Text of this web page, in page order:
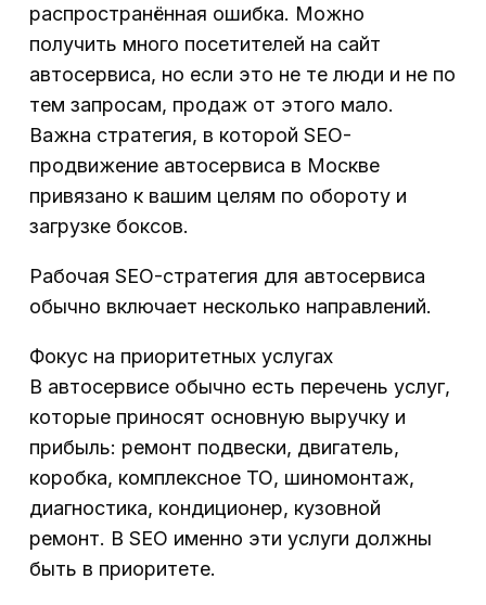
распространённая ошибка. Можно
получить много посетителей на сайт
автосервиса, но если это не те люди и не по
тем запросам, продаж от этого мало.
Важна стратегия, в которой SEO-
продвижение автосервиса в Москве
привязано к вашим целям по обороту и
загрузке боксов.
Рабочая SEO-стратегия для автосервиса
обычно включает несколько направлений.
Фокус на приоритетных услугах
В автосервисе обычно есть перечень услуг,
которые приносят основную выручку и
прибыль: ремонт подвески, двигатель,
коробка, комплексное ТО, шиномонтаж,
диагностика, кондиционер, кузовной
ремонт. В SEO именно эти услуги должны
быть в приоритете.